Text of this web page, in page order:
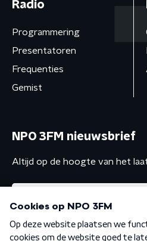
Radio
Programmering
Presentatoren
Frequenties
Gemist
NPO 3FM nieuwsbrief
Altijd op de hoogte van het